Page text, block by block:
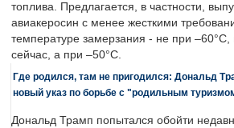
топлива. Предлагается, в частности,
авиакеросин с менее жесткими
температуре замерзания - не при –60°C,
сейчас, а при –50°C.
Где родился, там не пригодился: Дональд
новый указ по борьбе с "родильным
Дональд Трамп попытался обойти